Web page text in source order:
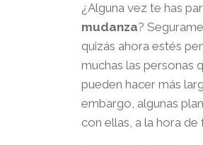
¿Alguna vez te has
mudanza?
quizás ahora estés
muchas las personas
pueden hacer más
embargo, algunas
con ellas, a la hora